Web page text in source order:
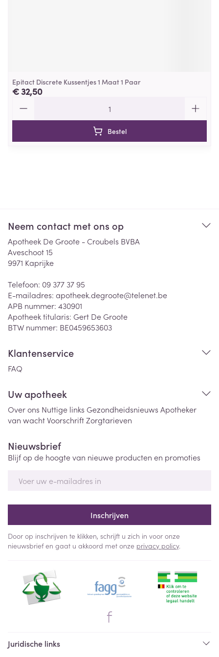
Epitact Discrete Kussentjes 1 Maat 1 Paar
€ 32,50
Bestel
Neem contact met ons op
Apotheek De Groote - Croubels BVBA
Aveschoot 15
9971 Kaprijke
Telefoon: 09 377 37 95
E-mailadres: apotheek.degroote@telenet.be
APB nummer: 430901
Apotheek titularis: Gert De Groote
BTW nummer: BE0459653603
Klantenservice
FAQ
Uw apotheek
Over ons Nuttige links Gezondheidsnieuws Apotheker
van wachtVoorschriftZorgtarieven
Nieuwsbrief
Blijf op de hoogte van nieuwe producten en promoties
Inschrijven
Door op inschrijven te klikken, schrijft u zich in voor onze
nieuwsbrief en gaat u akkoord met onze privacy policy.
Juridische links